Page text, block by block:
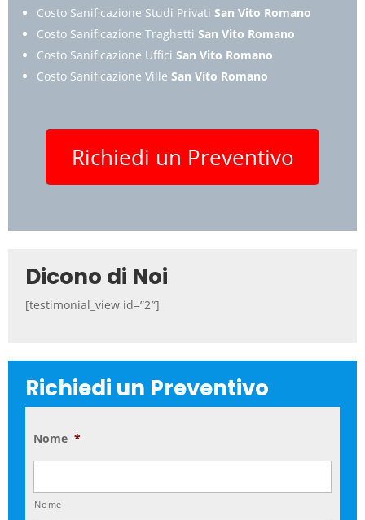
Costo Sanificazione Studi PrivatiSan Vito Romano
Costo Sanificazione TraghettiSan Vito Romano
Costo Sanificazione UfficiSan Vito Romano
Costo Sanificazione VilleSan Vito Romano
Richiedi un Preventivo
Dicono di Noi
[testimonial_view id=”2″]
Richiedi un Preventivo
Nome *
Nome